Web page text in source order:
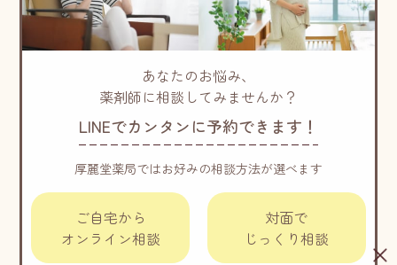
あなたのお悩み、
薬剤師に相談してみませんか？
LINEでカンタンに予約できます！
厚麗堂薬局ではお好みの相談方法が選べます
ご自宅から
オンライン相談
対面で
じっくり相談